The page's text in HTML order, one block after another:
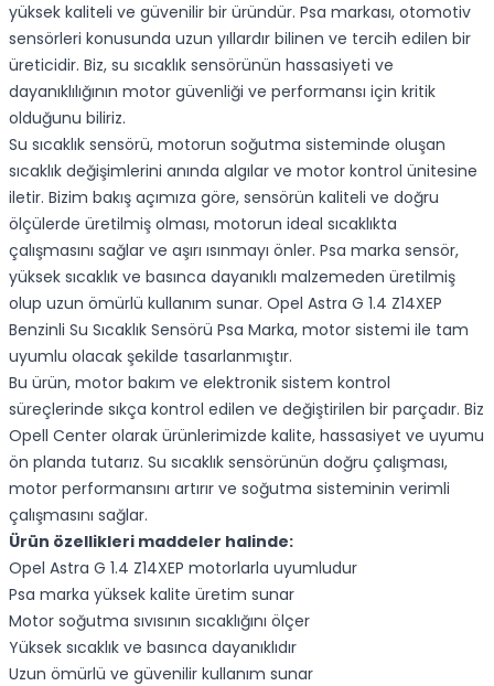
yüksek kaliteli ve güvenilir bir üründür. Psa markası, otomotiv
sensörleri konusunda uzun yıllardır bilinen ve tercih edilen bir
üreticidir. Biz, su sıcaklık sensörünün hassasiyeti ve
dayanıklılığının motor güvenliği ve performansı için kritik
olduğunu biliriz.
Su sıcaklık sensörü, motorun soğutma sisteminde oluşan
sıcaklık değişimlerini anında algılar ve motor kontrol ünitesine
iletir. Bizim bakış açımıza göre, sensörün kaliteli ve doğru
ölçülerde üretilmiş olması, motorun ideal sıcaklıkta
çalışmasını sağlar ve aşırı ısınmayı önler. Psa marka sensör,
yüksek sıcaklık ve basınca dayanıklı malzemeden üretilmiş
olup uzun ömürlü kullanım sunar. Opel Astra G 1.4 Z14XEP
Benzinli Su Sıcaklık Sensörü Psa Marka, motor sistemi ile tam
uyumlu olacak şekilde tasarlanmıştır.
Bu ürün, motor bakım ve elektronik sistem kontrol
süreçlerinde sıkça kontrol edilen ve değiştirilen bir parçadır. Biz
Opell Center olarak ürünlerimizde kalite, hassasiyet ve uyumu
ön planda tutarız. Su sıcaklık sensörünün doğru çalışması,
motor performansını artırır ve soğutma sisteminin verimli
çalışmasını sağlar.
Ürün özellikleri maddeler halinde:
Opel Astra G 1.4 Z14XEP motorlarla uyumludur
Psa marka yüksek kalite üretim sunar
Motor soğutma sıvısının sıcaklığını ölçer
Yüksek sıcaklık ve basınca dayanıklıdır
Uzun ömürlü ve güvenilir kullanım sunar